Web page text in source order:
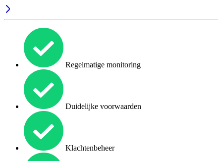
Regelmatige monitoring
Duidelijke voorwaarden
Klachtenbeheer